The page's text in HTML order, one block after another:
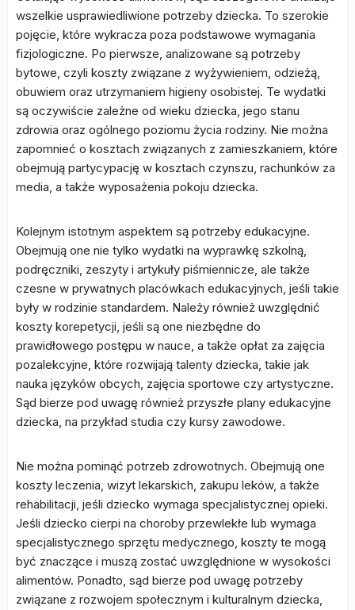
wszelkie usprawiedliwione potrzeby dziecka. To szerokie
pojęcie, które wykracza poza podstawowe wymagania
fizjologiczne. Po pierwsze, analizowane są potrzeby
bytowe, czyli koszty związane z wyżywieniem, odzieżą,
obuwiem oraz utrzymaniem higieny osobistej. Te wydatki
są oczywiście zależne od wieku dziecka, jego stanu
zdrowia oraz ogólnego poziomu życia rodziny. Nie można
zapomnieć o kosztach związanych z zamieszkaniem, które
obejmują partycypację w kosztach czynszu, rachunków za
media, a także wyposażenia pokoju dziecka.
Kolejnym istotnym aspektem są potrzeby edukacyjne.
Obejmują one nie tylko wydatki na wyprawkę szkolną,
podręczniki, zeszyty i artykuły piśmiennicze, ale także
czesne w prywatnych placówkach edukacyjnych, jeśli takie
były w rodzinie standardem. Należy również uwzględnić
koszty korepetycji, jeśli są one niezbędne do
prawidłowego postępu w nauce, a także opłat za zajęcia
pozalekcyjne, które rozwijają talenty dziecka, takie jak
nauka języków obcych, zajęcia sportowe czy artystyczne.
Sąd bierze pod uwagę również przyszłe plany edukacyjne
dziecka, na przykład studia czy kursy zawodowe.
Nie można pominąć potrzeb zdrowotnych. Obejmują one
koszty leczenia, wizyt lekarskich, zakupu leków, a także
rehabilitacji, jeśli dziecko wymaga specjalistycznej opieki.
Jeśli dziecko cierpi na choroby przewlekłe lub wymaga
specjalistycznego sprzętu medycznego, koszty te mogą
być znaczące i muszą zostać uwzględnione w wysokości
alimentów. Ponadto, sąd bierze pod uwagę potrzeby
związane z rozwojem społecznym i kulturalnym dziecka,